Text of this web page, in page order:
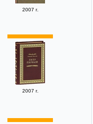
2007 г.
2007 г.